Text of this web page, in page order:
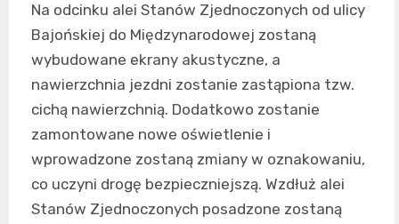
Na odcinku alei Stanów Zjednoczonych od ulicy
Bajońskiej do Międzynarodowej zostaną
wybudowane ekrany akustyczne, a
nawierzchnia jezdni zostanie zastąpiona tzw.
cichą nawierzchnią. Dodatkowo zostanie
zamontowane nowe oświetlenie i
wprowadzone zostaną zmiany w oznakowaniu,
co uczyni drogę bezpieczniejszą. Wzdłuż alei
Stanów Zjednoczonych posadzone zostaną